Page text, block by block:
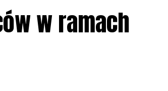
włączenia się w aktywne
przy grillu.Na wydarzenie obowiązują
w ramach